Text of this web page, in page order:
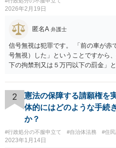
2026年2月19日
匿名A 弁護士
信号無視は犯罪です。 「前の車が赤
号無視）した」ということですから
下の拘禁刑又は５万円以下の罰金」
ようとしまいと現行犯逮捕できるわ
いと逮捕する」というのは、「現行
科になる）にできるが、認めてサイ
反則金があっても前科にならない）
す。 あなたはこの警察官を非難する
とです。 警察官の「こんな事を言う
い」との発言ですが、実際「前の車
2
憲法の保障する請願権を
体的にはどのような手続
か？
#行政処分の不服申立て #自治体法務 #住
2023年1月14日